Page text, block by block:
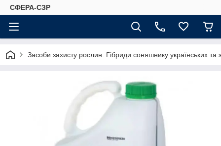
СФЕРА-СЗР
Засоби захисту рослин. Гібриди соняшнику українських та